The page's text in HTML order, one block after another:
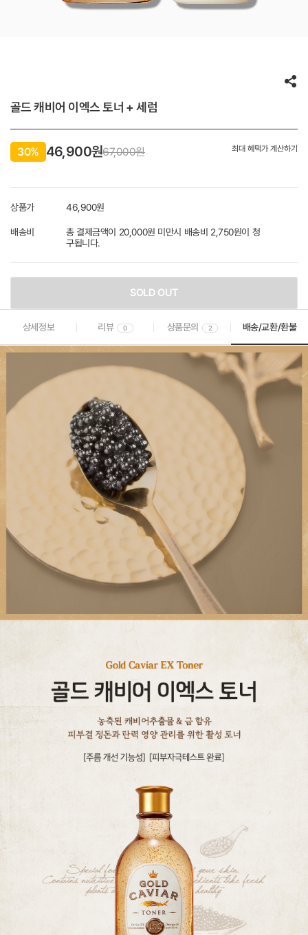
골드 캐비어 이엑스 토너 + 세럼
최대 혜택가 계산하기
30% 46,900원67,000원
상품가 46,900원
배송비
총 결제금액이 20,000원 미만시 배송비 2,750원이 청
구됩니다.
SOLD OUT
상세정보 리뷰 0 상품문의 2 배송/교환/환불